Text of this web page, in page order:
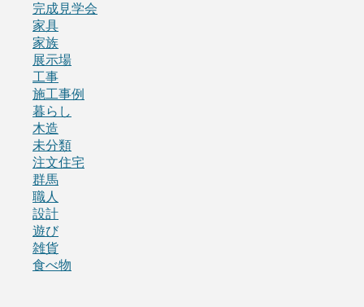
完成見学会
家具
家族
展示場
工事
施工事例
暮らし
木造
未分類
注文住宅
群馬
職人
設計
遊び
雑貨
食べ物